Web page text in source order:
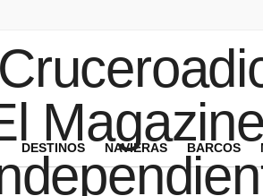
DESTINOS NAVIERAS BARCOS